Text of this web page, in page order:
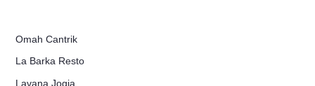
Omah Cantrik
La Barka Resto
Lavana Jogja